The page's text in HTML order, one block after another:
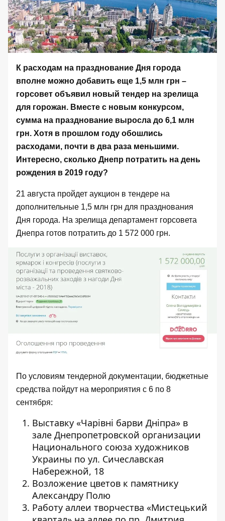
К расходам на празднование Дня города
вполне можно добавить еще 1,5 млн грн –
горсовет объявил новый тендер на зрелища
для горожан. Вместе с новым конкурсом,
сумма на празднование выросла до 6,1 млн
грн. Хотя в прошлом году обошлись
расходами, почти в два раза меньшими.
Интересно, сколько Днепр потратить на день
рождения в 2019 году?
21 августа пройдет аукцион в тендере на
дополнительные 1,5 млн грн для празднования
Дня города. На зрелища департамент горсовета
Днепра готов потратить до 1 572 000 грн.
По условиям тендерной документации, бюджетные
средства пойдут на мероприятия с 6 по 8
сентября:
Выставку «Чарівні барви Дніпра» в
зале Днепропетровской организации
Национального союза художников
Украины по ул. Сичеславская
Набережной, 18
Возложение цветов к памятнику
Александру Полю
Работу аллеи творчества «Мистецький